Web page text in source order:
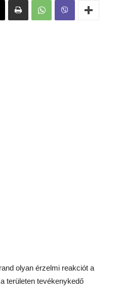
olyan érzelmi reakciót a
területen tevékenykedő